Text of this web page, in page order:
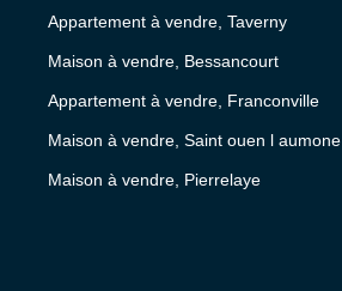
Appartement à vendre, Taverny
Maison à vendre, Bessancourt
Appartement à vendre, Franconville
Maison à vendre, Saint ouen l aumone
Maison à vendre, Pierrelaye